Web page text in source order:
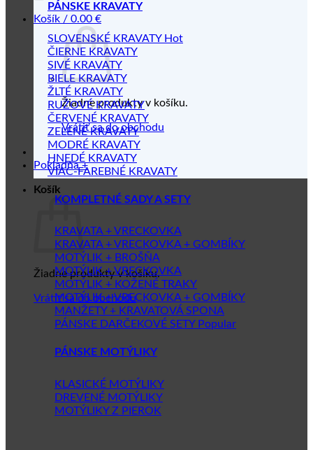
Košík / 0.00 €
Žiadne produkty v košíku.
Vrátiť sa do obchodu
Pokladňa +
Košík
Žiadne produkty v košíku.
Vrátiť sa do obchodu
PÁNSKE KRAVATY
SLOVENSKÉ KRAVATY
ČIERNE KRAVATY
SIVÉ KRAVATY
BIELE KRAVATY
ŽLTÉ KRAVATY
RUŽOVÉ KRAVATY
ČERVENÉ KRAVATY
ZELENÉ KRAVATY
MODRÉ KRAVATY
HNEDÉ KRAVATY
VIAC-FAREBNÉ KRAVATY
KOMPLETNÉ SADY A SETY
KRAVATA + VRECKOVKA
KRAVATA + VRECKOVKA + GOMBÍKY
MOTÝLIK + BROŠŇA
MOTÝLIK + VRECKOVKA
MOTÝLIK + KOŽENÉ TRAKY
MOTÝLIK + VRECKOVKA + GOMBÍKY
MANŽETY + KRAVATOVÁ SPONA
PÁNSKE DARČEKOVÉ SETY
PÁNSKE MOTÝLIKY
KLASICKÉ MOTÝLIKY
DREVENÉ MOTÝLIKY
MOTÝLIKY Z PIEROK